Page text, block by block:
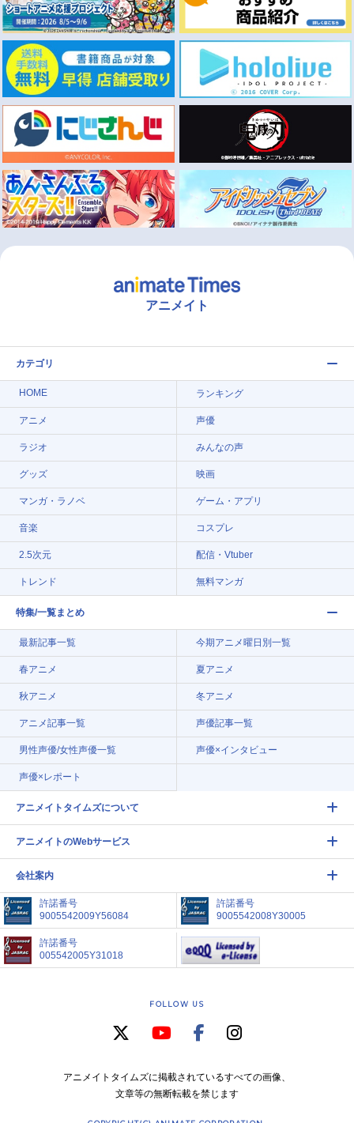
アニメイト
カテゴリ
HOME ランキング
アニメ 声優
ラジオ みんなの声
グッズ 映画
マンガ・ラノベ ゲーム・アプリ
音楽 コスプレ
2.5次元 配信・Vtuber
トレンド 無料マンガ
特集/一覧まとめ
最新記事一覧 今期アニメ曜日別一覧
春アニメ 夏アニメ
秋アニメ 冬アニメ
アニメ記事一覧 声優記事一覧
男性声優/女性声優一覧 声優×インタビュー
声優×レポート
アニメイトタイムズについて
アニメイトのWebサービス
会社案内
許諾番号
9005542009Y56084
許諾番号
9005542008Y30005
許諾番号
005542005Y31018
FOLLOW US
アニメイトタイムズに掲載されているすべての画像、
文章等の無断転載を禁じます